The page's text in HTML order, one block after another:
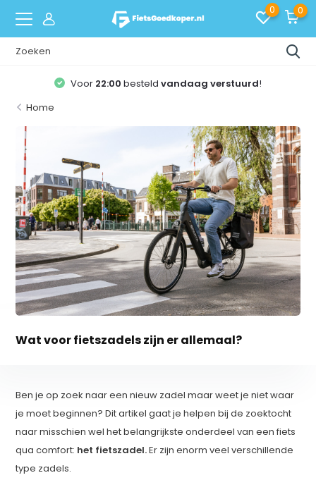
0 0
Voor 22:00 besteldvandaag verstuurd!
Home
Wat voor fietszadels zijn er allemaal?
Ben je op zoek naar een nieuw zadel maar weet je niet waar
je moet beginnen? Dit artikel gaat je helpen bij de zoektocht
naar misschien wel het belangrijkste onderdeel van een fiets
qua comfort: het fietszadel.Er zijn enorm veel verschillende
type zadels.